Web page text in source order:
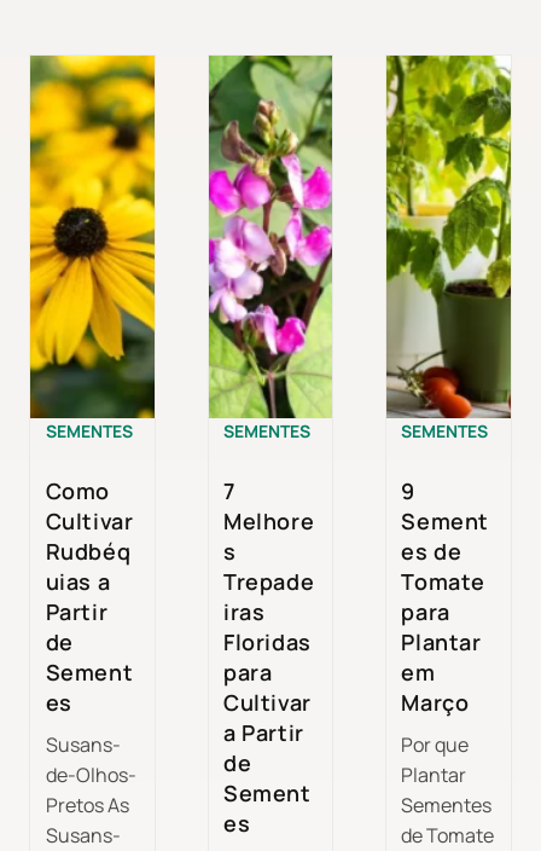
SEMENTES
Como
Cultivar
Rudbéq
uias a
Partir
de
Sement
es
Susans-
de-Olhos-
Pretos As
Susans-
SEMENTES
7
Melhore
s
Trepade
iras
Floridas
para
Cultivar
a Partir
de
Sement
es
SEMENTES
9
Sement
es de
Tomate
para
Plantar
em
Março
Por que
Plantar
Sementes
de Tomate